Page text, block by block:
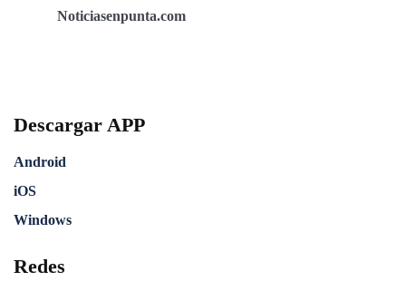
Noticiasenpunta.com
Descargar APP
Android
iOS
Windows
Redes